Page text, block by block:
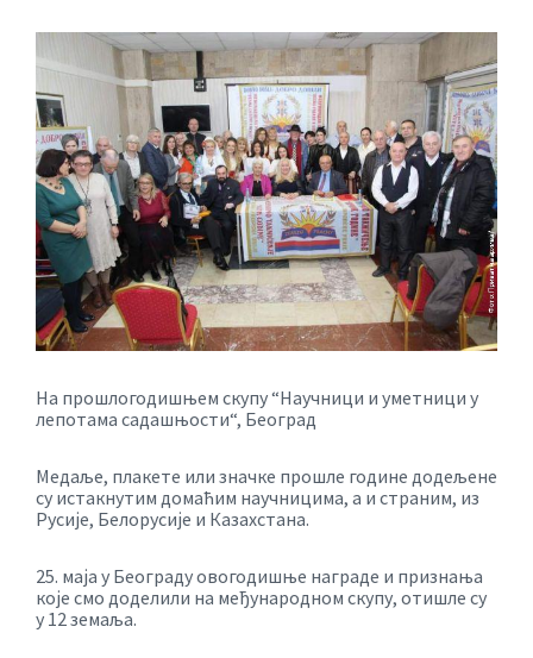
На прошлогодишњем скупу “Научници и уметници у
лепотама садашњости“, Београд
Медаље, плакете или значке прошле године додељене
су истакнутим домаћим научницима, а и страним, из
Русије, Белорусије и Казахстана.
25. маја у Београду овогодишње награде и признања
које смо доделили на међународном скупу, отишле су
у 12 земаља.